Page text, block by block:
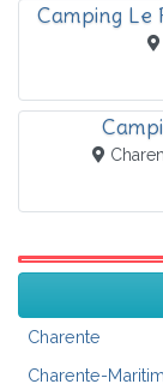
Camping Le
Charente
Charente-